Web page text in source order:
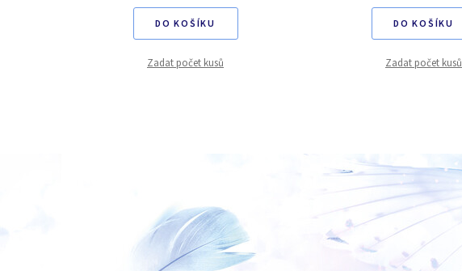
DO KOŠÍKU
Zadat počet kusů
DO KOŠÍKU
Zadat počet kusů